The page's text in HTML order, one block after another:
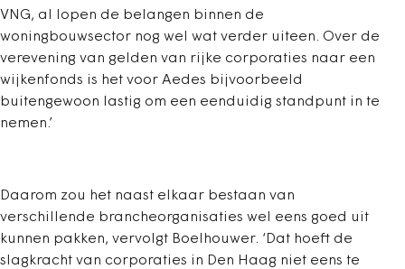
VNG, al lopen de belangen binnen de
woningbouwsector nog wel wat verder uiteen. Over de
verevening van gelden van rijke corporaties naar een
wijkenfonds is het voor Aedes bijvoorbeeld
buitengewoon lastig om een eenduidig standpunt in te
nemen.’
Daarom zou het naast elkaar bestaan van
verschillende brancheorganisaties wel eens goed uit
kunnen pakken, vervolgt Boelhouwer. ‘Dat hoeft de
slagkracht van corporaties in Den Haag niet eens te